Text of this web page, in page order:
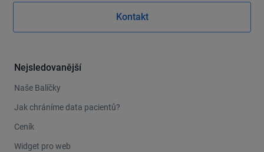
Kontakt
Nejsledovanější
Naše Balíčky
Jak chráníme data pacientů?
Ceník
Widget pro web